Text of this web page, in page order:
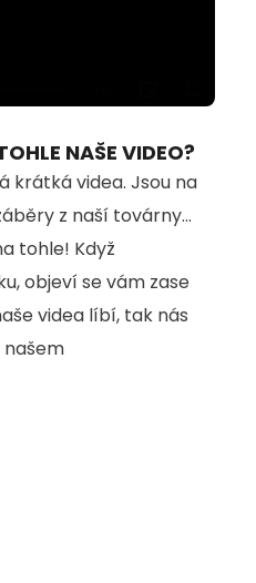
NAŠE VIDEO?
krátká videa. Jsou na
z naší továrny...
tohle! Když
objeví se vám zase
videa líbí, tak nás